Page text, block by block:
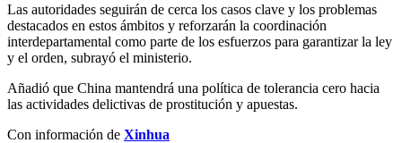
Las autoridades seguirán de cerca los casos clave y los problemas
destacados en estos ámbitos y reforzarán la coordinación
interdepartamental como parte de los esfuerzos para garantizar la ley
y el orden, subrayó el ministerio.
Añadió que China mantendrá una política de tolerancia cero hacia
las actividades delictivas de prostitución y apuestas.
Con información de Xinhua